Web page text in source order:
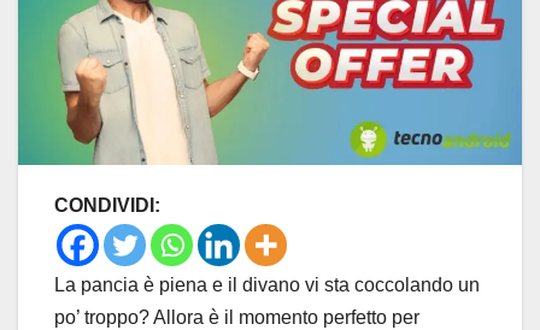
CONDIVIDI:
La pancia è piena e il divano vi sta coccolando un
po’ troppo? Allora è il momento perfetto per